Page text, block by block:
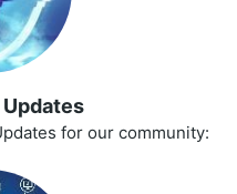
for our community: